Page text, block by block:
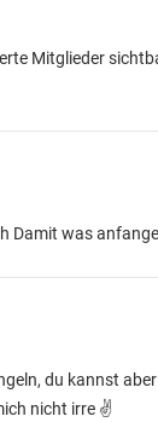
Mitglieder
Damit was
du kannst
nicht irre ✌